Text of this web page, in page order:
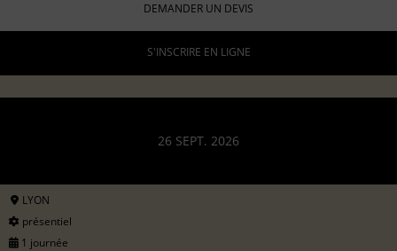
DEMANDER UN DEVIS
S'INSCRIRE EN LIGNE
26 SEPT. 2026
LYON
présentiel
1 journée